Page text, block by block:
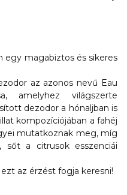
egy magabiztos és sikeres
az azonos nevű Eau
amelyhez világszerte
dezodor a hónaljban is
kompozíciójában a fahéj
mutatkoznak meg, míg
sőt a citrusok esszenciái
az érzést fogja keresni!